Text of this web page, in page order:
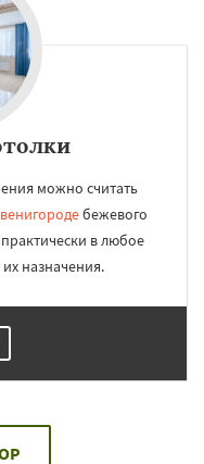
можно считать
бежевого
в любое
назначения.